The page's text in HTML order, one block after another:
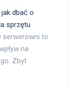
dbać o
sprzętu
serwerowni to
na
Zbyt